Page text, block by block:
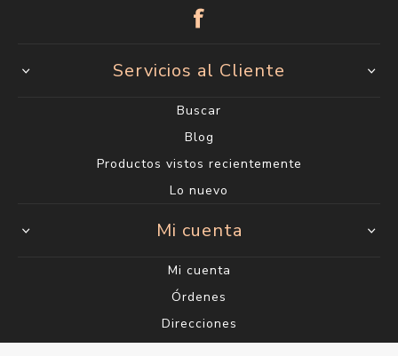
Servicios al Cliente
Buscar
Blog
Productos vistos recientemente
Lo nuevo
Mi cuenta
Mi cuenta
Órdenes
Direcciones